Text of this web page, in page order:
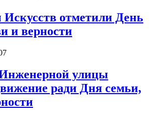
отметили День
и верности
улицы
ради Дня семьи,